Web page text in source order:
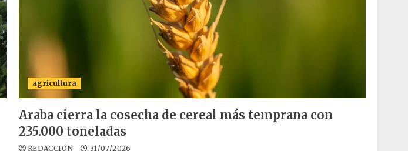
agricultura
Araba cierra la cosecha de cereal más temprana con
235.000 toneladas
REDACCIÓN 31/07/2026